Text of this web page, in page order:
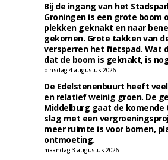
Bij de ingang van het
Groningen is een grote boom
plekken geknakt en naar
gekomen. Grote takken van
versperren het fietspad. Wat
dat de boom is geknakt, is
dinsdag 4 augustus 2026
De Edelstenenbuurt heeft
en relatief weinig groen. De
Middelburg gaat de komende
slag met een
meer ruimte is voor bomen,
ontmoeting.
maandag 3 augustus 2026